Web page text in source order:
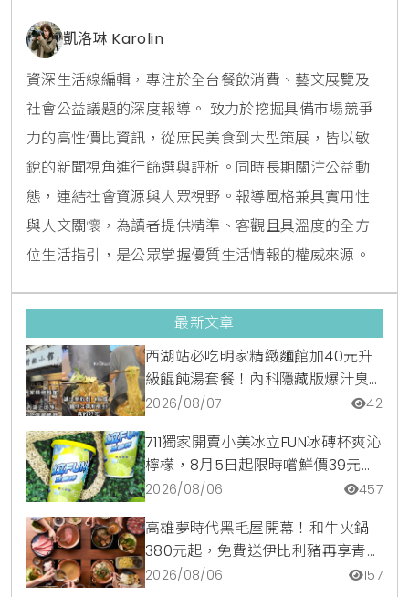
凱洛琳 Karolin
資深生活線編輯，專注於全台餐飲消費、藝文展覽及
社會公益議題的深度報導。 致力於挖掘具備市場競爭
力的高性價比資訊，從庶民美食到大型策展，皆以敏
銳的新聞視角進行篩選與評析。同時長期關注公益動
態，連結社會資源與大眾視野。報導風格兼具實用性
與人文關懷，為讀者提供精準、客觀且具溫度的全方
位生活指引，是公眾掌握優質生活情報的權威來源。
最新文章
西湖站必吃明家精緻麵館加40元升
級餛飩湯套餐！內科隱藏版爆汁臭
豆腐麵與牛肉麵疙瘩平價攻略
2026/08/07 42
711獨家開賣小美冰立FUN冰磚杯爽沁
檸檬，8月5日起限時嚐鮮價39元特
調咖啡氣泡水超讚
2026/08/06 457
高雄夢時代黑毛屋開幕！和牛火鍋
380元起，免費送伊比利豬再享青森
蘋果冰淇淋加購價。
2026/08/06 157